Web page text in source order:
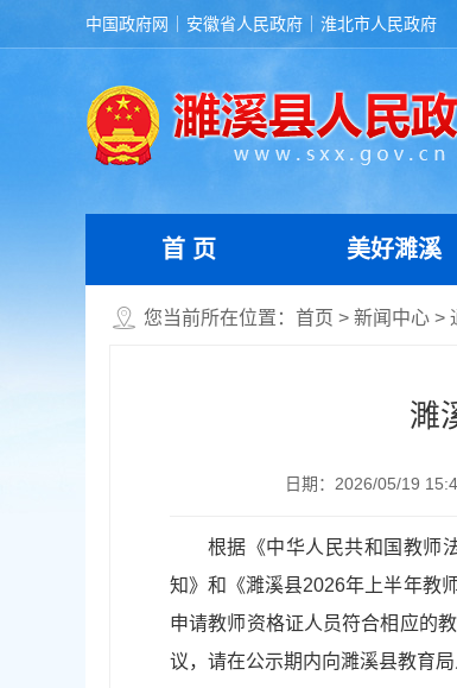
中国政府网 安徽省人民政府 淮北市人民政府
首 页 美好濉溪
您当前所在位置： 首页 > 新闻中心 >
濉
日期：2026/05/19
根据《中华人民共和国教师
知》和《濉溪县2026年上半年教
申请教师资格证人员符合相应的
议，请在公示期内向濉溪县教育